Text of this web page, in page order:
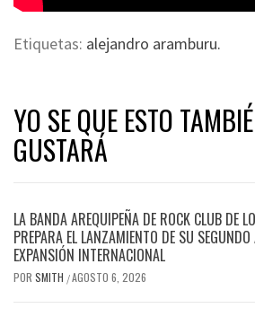
Etiquetas: alejandro aramburu.
YO SE QUE ESTO
GUSTARÁ
LA BANDA AREQUIPEÑA DE ROCK CLUB DE
PREPARA EL LANZAMIENTO DE SU
EXPANSIÓN INTERNACIONAL
POR SMITH /AGOSTO 6, 2026